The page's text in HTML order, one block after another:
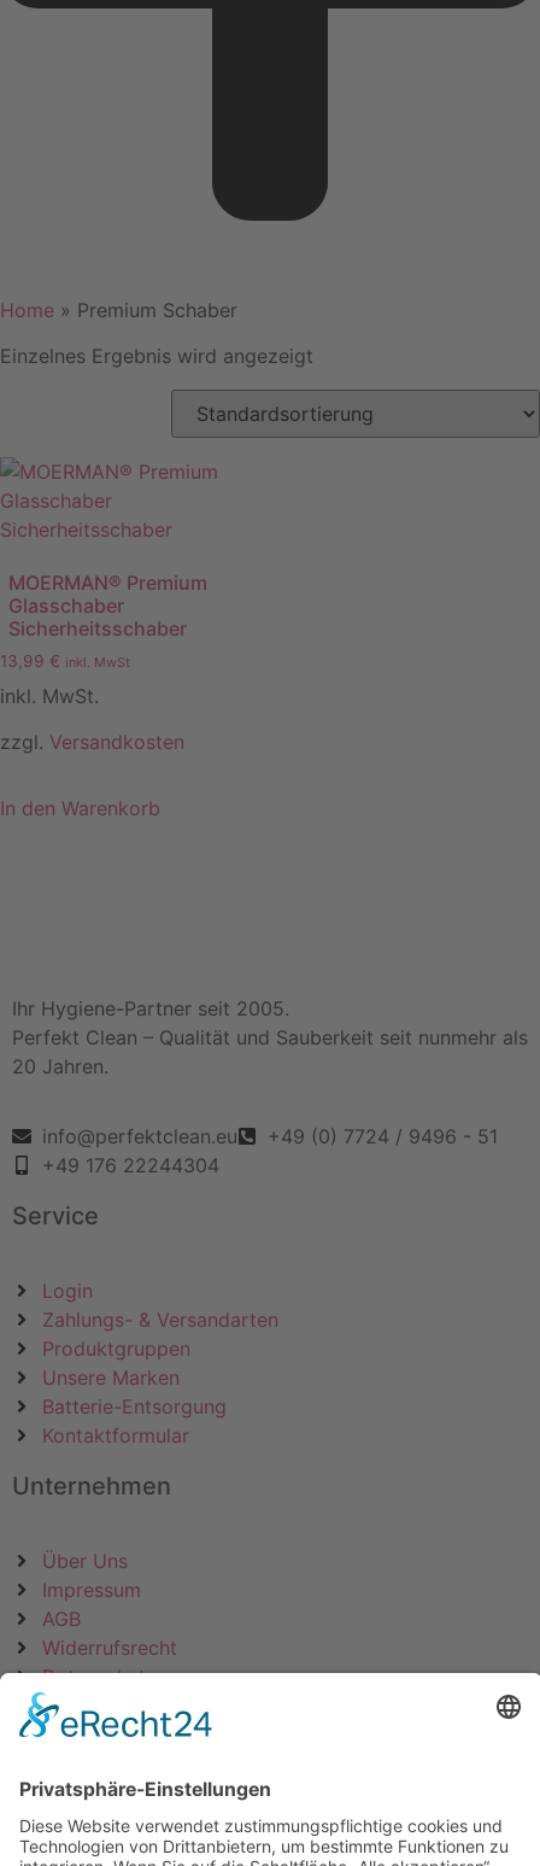
Home » Premium Schaber
Einzelnes Ergebnis wird angezeigt
MOERMAN® Premium
Glasschaber
Sicherheitsschaber
13,99 € inkl. MwSt
inkl. MwSt.
zzgl. Versandkosten
In den Warenkorb
Ihr Hygiene-Partner seit 2005.
Perfekt Clean – Qualität und Sauberkeit seit nunmehr als
20 Jahren.
info@perfektclean.eu
+49 (0) 7724 / 9496 - 51
+49 176 22244304
Service
Login
Zahlungs- & Versandarten
Produktgruppen
Unsere Marken
Batterie-Entsorgung
Kontaktformular
Unternehmen
Über Uns
Impressum
AGB
Widerrufsrecht
Datenschutz